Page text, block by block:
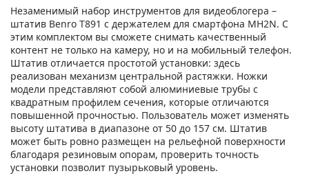
Незаменимый набор инструментов для видеоблогера –
штатив Benro T891 с держателем для смартфона MH2N. С
этим комплектом вы сможете снимать качественный
контент не только на камеру, но и на мобильный телефон.
Штатив отличается простотой установки: здесь
реализован механизм центральной растяжки. Ножки
модели представляют собой алюминиевые трубы с
квадратным профилем сечения, которые отличаются
повышенной прочностью. Пользователь может изменять
высоту штатива в диапазоне от 50 до 157 см. Штатив
может быть ровно размещен на рельефной поверхности
благодаря резиновым опорам, проверить точность
установки позволит пузырьковый уровень.